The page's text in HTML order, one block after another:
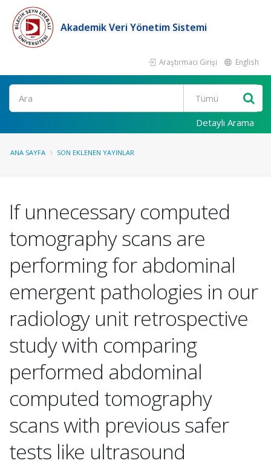
Akademik Veri Yönetim Sistemi
Araştırmacı Girişi English
Ara
Detaylı Arama
ANA SAYFA SON EKLENEN YAYINLAR
If unnecessary computed
tomography scans are
performing for abdominal
emergent pathologies in our
radiology unit retrospective
study with comparing
performed abdominal
computed tomography
scans with previous safer
tests like ultrasound